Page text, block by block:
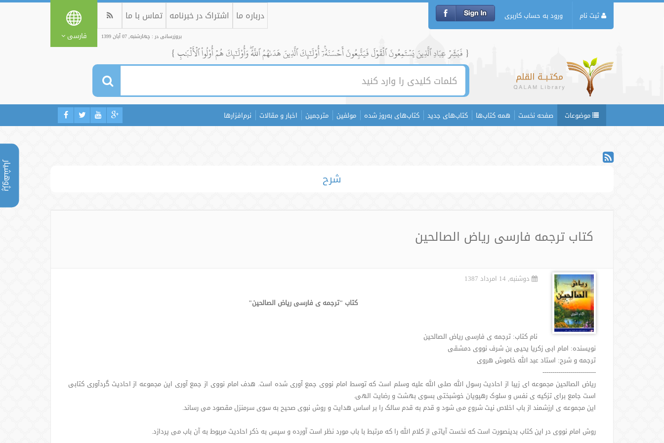
پژوهشیار
ثبت نام ورود به حساب کاربری درباره ما اشتراک در خبرنامه تماس با ما
بروزرسانی در : چهارشنبه, 07 آبان 1399 فارسی
{ فَبَشِّرۡ عِبَادِ ٱلَّذِينَ يَسۡتَمِعُونَ ٱلۡقَوۡلَ فَيَتَّبِعُونَ أَحۡسَنَهُۥٓۚ أُوْلَٰٓئِكَ ٱلَّذِينَ هَدَىٰهُمُ ٱللَّهُۖ وَأُوْلَٰٓئِكَ هُمۡ أُوْلُواْ ٱلۡأَلۡبَٰبِ }
موضوعات صفحه نخست همه کتاب‌ها کتاب‌های جدید کتاب‌های به‌روز شده مولفین مترجمین اخبار و مقالات نرم‌افزارها
شرح
کتاب ترجمه فارسی ریاض الصالحین
دوشنبه, 14 امرداد 1387
کتاب "ترجمه ی فارسی ریاض الصالحین"
نام کتاب: ترجمه ی فارسی ریاض الصالحین
نویسنده: امام ابی زکریا یحیی بن شرف نووی دمشقی
ترجمه و شرح: استاد عبد الله خاموش هروی
---------------------------
ریاض الصالحین مجموعه ای زیبا از احادیث رسول الله صلی الله علیه وسلم است که توسط امام نووی جمع آوری شده است. هدف امام نووی از جمع آوری این مجموعه از احادیث گردآوری کتابی
است جامع برای تزکیه ی نفس و سلوک رهپویان خوشبختی بسوی بهشت و رضایت الهی.
این مجموعه ی ارزشمند از باب اخلاص نیت شروع می شود و قدم به قدم سالک را بر اساس هدایت و روش نبوی صحیح به سوی سرمنزل مقصود می رساند.
روش امام نووی در این کتاب بدینصورت است که نخست آیاتی از کلام الله را که مرتبط با باب مورد نظر است آورده و سپس به ذکر احادیث مربوط به آن باب می پردازد.